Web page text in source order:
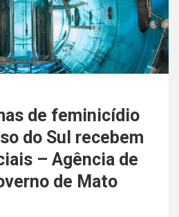
de feminicídio
do Sul recebem
– Agência de
de Mato